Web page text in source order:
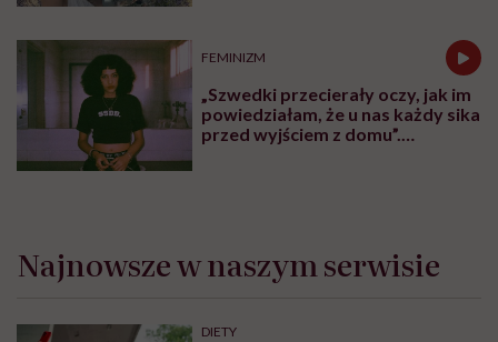
FEMINIZM
„Szwedki przecierały oczy, jak im
powiedziałam, że u nas każdy sika
przed wyjściem z domu”.
Najnowsze w naszym serwisie
DIETY